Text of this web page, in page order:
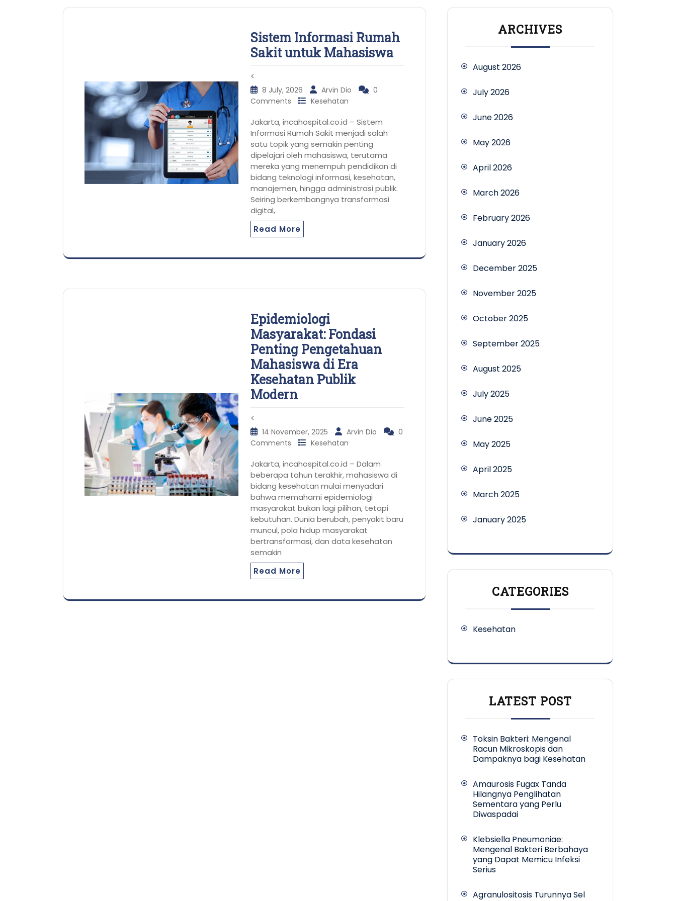
Sistem Informasi Rumah
Sakit untuk Mahasiswa
<
8 July, 2026 Arvin Dio
0
Comments
Kesehatan
Jakarta, incahospital.co.id – Sistem
Informasi Rumah Sakit menjadi salah
satu topik yang semakin penting
dipelajari oleh mahasiswa, terutama
mereka yang menempuh pendidikan di
bidang teknologi informasi, kesehatan,
manajemen, hingga administrasi publik.
Seiring berkembangnya transformasi
digital,
Read More
Epidemiologi
Masyarakat: Fondasi
Penting Pengetahuan
Mahasiswa di Era
Kesehatan Publik
Modern
<
14 November, 2025 Arvin Dio
0
Comments
Kesehatan
Jakarta, incahospital.co.id – Dalam
beberapa tahun terakhir, mahasiswa di
bidang kesehatan mulai menyadari
bahwa memahami epidemiologi
masyarakat bukan lagi pilihan, tetapi
kebutuhan. Dunia berubah, penyakit baru
muncul, pola hidup masyarakat
bertransformasi, dan data kesehatan
semakin
Read More
ARCHIVES
August 2026
July 2026
June 2026
May 2026
April 2026
March 2026
February 2026
January 2026
December 2025
November 2025
October 2025
September 2025
August 2025
July 2025
June 2025
May 2025
April 2025
March 2025
January 2025
CATEGORIES
Kesehatan
LATEST POST
Toksin Bakteri: Mengenal
Racun Mikroskopis dan
Dampaknya bagi Kesehatan
Amaurosis Fugax Tanda
Hilangnya Penglihatan
Sementara yang Perlu
Diwaspadai
Klebsiella Pneumoniae:
Mengenal Bakteri Berbahaya
yang Dapat Memicu Infeksi
Serius
Agranulositosis Turunnya Sel